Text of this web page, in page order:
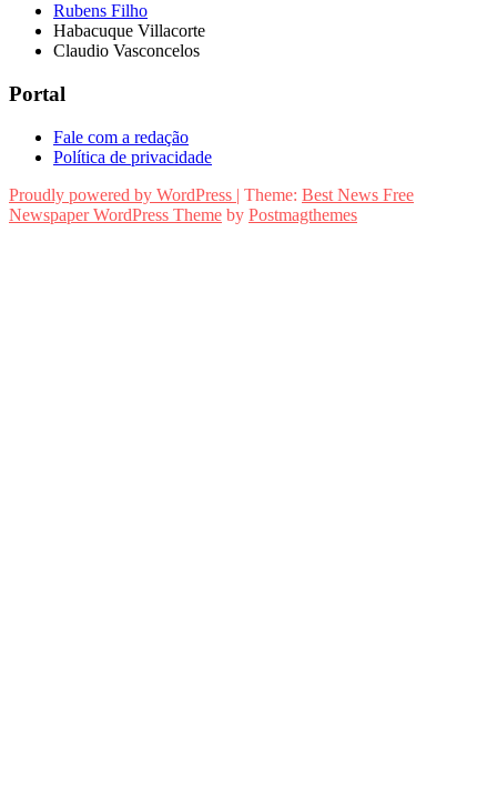
Rubens Filho
Habacuque Villacorte
Claudio Vasconcelos
Portal
Fale com a redação
Política de privacidade
Proudly powered by WordPress | Theme: Best News Free
Newspaper WordPress Theme by Postmagthemes